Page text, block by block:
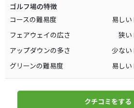
ゴルフ場の特徴
コースの難易度
易しい
フェアウェイの広さ
狭い
アップダウンの多さ
少ない
グリーンの難易度
易しい
クチコミをする